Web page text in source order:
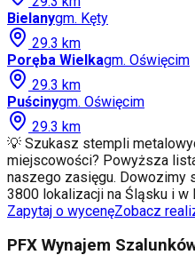
Bielanygm. Kęty
29.3 km
Poręba Wielkagm. Oświęcim
29.3 km
Puścinygm. Oświęcim
29.3 km
💡 Szukasz stempli
miejscowości? Powyższa
naszego zasięgu. Dowozimy
3800 lokalizacji na Śląsku i w
Zapytaj o wycenęZobacz
PFX Wynajem